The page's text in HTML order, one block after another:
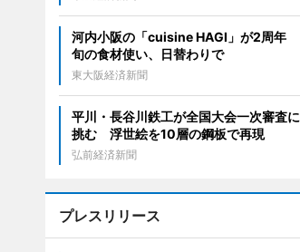
河内小阪の「cuisine HAGI」が2周年
旬の食材使い、日替わりで
東大阪経済新聞
平川・長谷川鉄工が全国大会一次審査に
挑む 浮世絵を10層の鋼板で再現
弘前経済新聞
プレスリリース